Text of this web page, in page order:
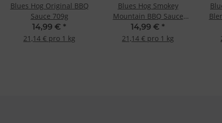
Blues Hog Original BBQ
Sauce 709g
14,99 € *
21,14 € pro 1 kg
Blues Hog Smokey
Mountain BBQ Sauce
709g
14,99 € *
21,14 € pro 1 kg